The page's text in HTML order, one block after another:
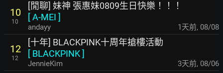
10
10
[閒聊] 妹神 張惠妹0809生日快樂！！！
[A-MEI ]
andayy 1天前, 08/08
12
12
[十年] BLACKPINK十周年搶樓活動
[ BLACKPINK]
JennieKim 3天前, 08/06